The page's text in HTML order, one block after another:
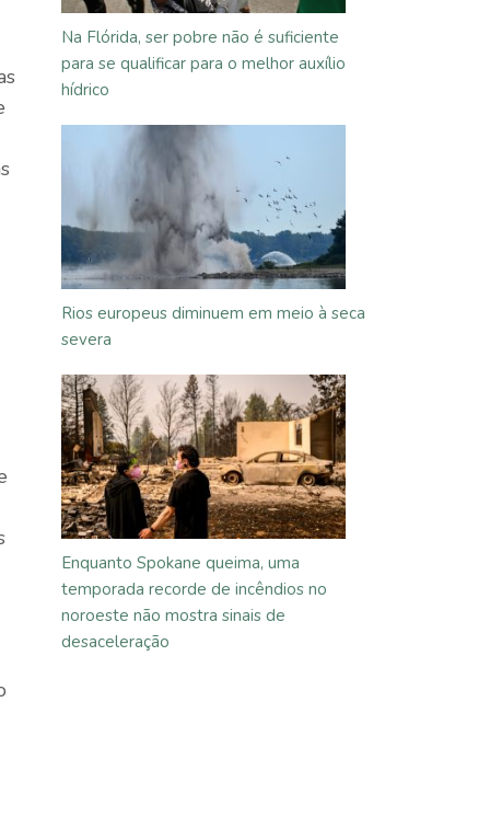
Na Flórida, ser pobre não é suficiente
para se qualificar para o melhor auxílio
hídrico
Rios europeus diminuem em meio à seca
severa
Enquanto Spokane queima, uma
temporada recorde de incêndios no
noroeste não mostra sinais de
desaceleração